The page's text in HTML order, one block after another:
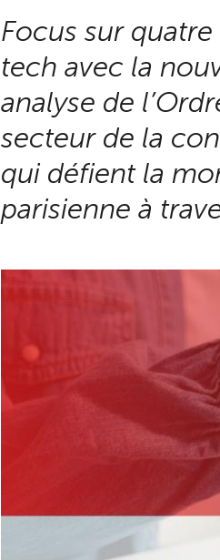
Focus sur
tech avec la
analyse de
secteur de la
qui défient la
parisienne à